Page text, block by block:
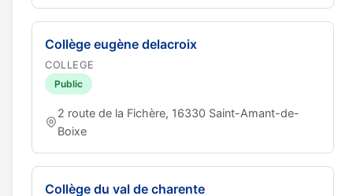
Collège eugène delacroix
COLLEGE
Public
2 route de la Fichère, 16330 Saint-Amant-de-
Boixe
Collège du val de charente